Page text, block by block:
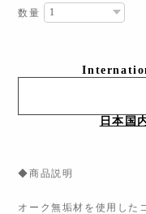
数量
日本国
◆商品説明
オーク無垢材を使用した